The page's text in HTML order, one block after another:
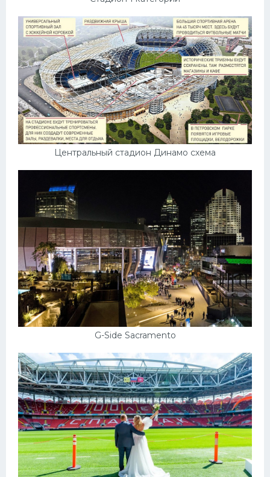
Центральный стадион Динамо схема
G-Side Sacramento